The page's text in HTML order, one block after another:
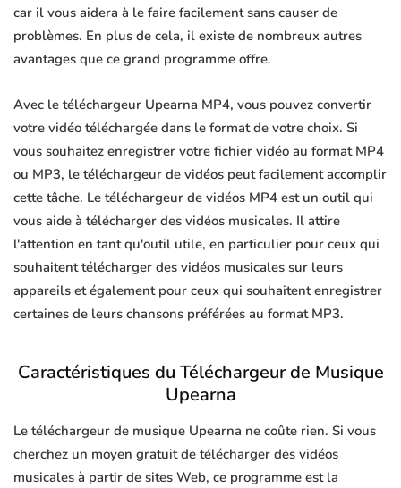
car il vous aidera à le faire facilement sans causer de
problèmes. En plus de cela, il existe de nombreux autres
avantages que ce grand programme offre.
Avec le téléchargeur Upearna MP4, vous pouvez convertir
votre vidéo téléchargée dans le format de votre choix. Si
vous souhaitez enregistrer votre fichier vidéo au format MP4
ou MP3, le téléchargeur de vidéos peut facilement accomplir
cette tâche. Le téléchargeur de vidéos MP4 est un outil qui
vous aide à télécharger des vidéos musicales. Il attire
l'attention en tant qu'outil utile, en particulier pour ceux qui
souhaitent télécharger des vidéos musicales sur leurs
appareils et également pour ceux qui souhaitent enregistrer
certaines de leurs chansons préférées au format MP3.
Caractéristiques du Téléchargeur de Musique
Upearna
Le téléchargeur de musique Upearna ne coûte rien. Si vous
cherchez un moyen gratuit de télécharger des vidéos
musicales à partir de sites Web, ce programme est la